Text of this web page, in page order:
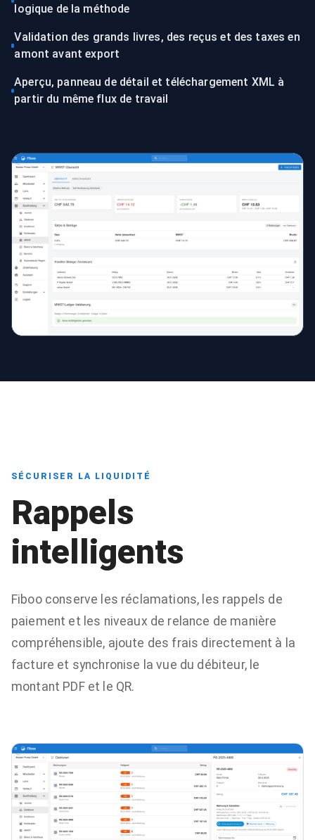
logique de la méthode
Validation des grands livres, des reçus et des taxes en
amont avant export
Aperçu, panneau de détail et téléchargement XML à
partir du même flux de travail
SÉCURISER LA LIQUIDITÉ
Rappels
intelligents
Fiboo conserve les réclamations, les rappels de
paiement et les niveaux de relance de manière
compréhensible, ajoute des frais directement à la
facture et synchronise la vue du débiteur, le
montant PDF et le QR.